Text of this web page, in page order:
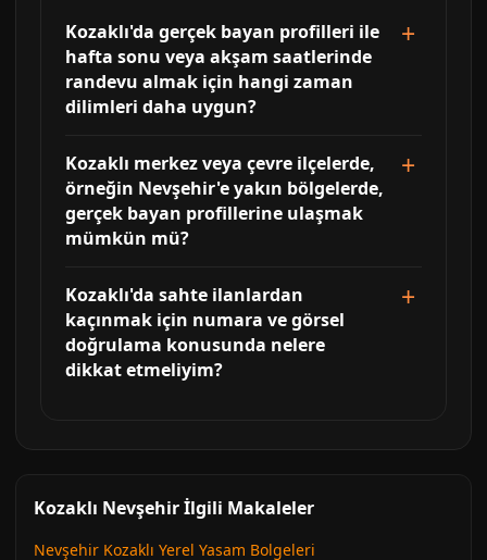
Kozaklı'da gerçek bayan profilleri ile
hafta sonu veya akşam saatlerinde
randevu almak için hangi zaman
dilimleri daha uygun?
Kozaklı merkez veya çevre ilçelerde,
örneğin Nevşehir'e yakın bölgelerde,
gerçek bayan profillerine ulaşmak
mümkün mü?
Kozaklı'da sahte ilanlardan
kaçınmak için numara ve görsel
doğrulama konusunda nelere
dikkat etmeliyim?
Kozaklı Nevşehir İlgili Makaleler
Nevşehir Kozaklı Yerel Yasam Bolgeleri